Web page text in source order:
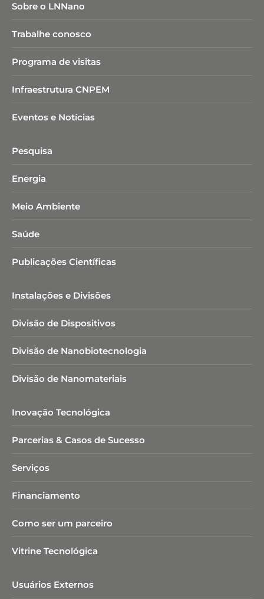
Sobre o LNNano
Trabalhe conosco
Programa de visitas
Infraestrutura CNPEM
Eventos e Notícias
Pesquisa
Energia
Meio Ambiente
Saúde
Publicações Científicas
Instalações e Divisões
Divisão de Dispositivos
Divisão de Nanobiotecnologia​
Divisão de Nanomateriais
Inovação Tecnológica
Parcerias & Casos de Sucesso
Serviços
Financiamento
Como ser um parceiro
Vitrine Tecnológica
Usuários Externos